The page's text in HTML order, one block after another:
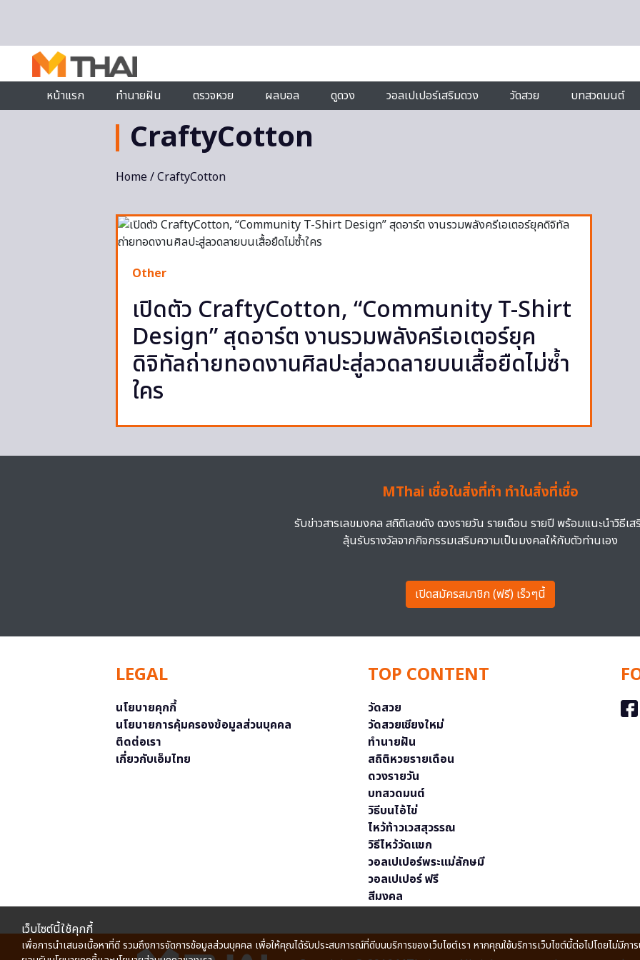
หน้าแรก
ทำนายฝัน ตรวจหวย ผลบอล ดูดวง วอลเปเปอร์เสริมดวง วัดสวย บทสวดมนต์
CraftyCotton
Home/ CraftyCotton
Other
เปิดตัว CraftyCotton, “Community T-Shirt
Design” สุดอาร์ต งานรวมพลังครีเอเตอร์ยุค
ดิจิทัลถ่ายทอดงานศิลปะสู่ลวดลายบนเสื้อยืดไม่ซ้ำ
ใคร
MThai เชื่อในสิ่งที่ทำ ทำในสิ่งที่เชื่อ
รับข่าวสารเลขมงคล สถิติเลขดัง ดวงรายวัน รายเดือน รายปี พร้อมแนะนำวิธีเส
ลุ้นรับรางวัลจากกิจกรรมเสริมความเป็นมงคลให้กับตัวท่านเอง
เปิดสมัครสมาชิก (ฟรี) เร็วๆนี้
LEGAL
นโยบายคุกกี้
นโยบายการคุ้มครองข้อมูลส่วนบุคคล
ติดต่อเรา
เกี่ยวกับเอ็มไทย
TOP CONTENT
วัดสวย
วัดสวยเชียงใหม่
ทำนายฝัน
สถิติหวยรายเดือน
ดวงรายวัน
บทสวดมนต์
วิธีบนไอ้ไข่
ไหว้ท้าวเวสสุวรรณ
วิธีไหว้วัดแขก
วอลเปเปอร์พระแม่ลักษมี
วอลเปเปอร์ ฟรี
สีมงคล
เว็บไซต์นี้ใช้คุกกี้
เพื่อการนำเสนอเนื้อหาที่ดี รวมถึงการจัดการข้อมูลส่วนบุคคล เพื่อให้คุณได้รับประสบการณ์ที่ดีบนบริการของเว็บไซต์เรา หากคุณใช้บริการเว็บไซต์นี้ต่อไปโดยไม่มีก